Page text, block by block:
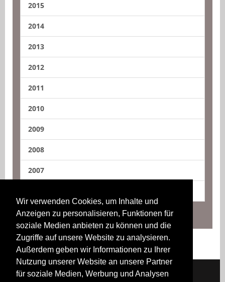
Wir verwenden Cookies, um Inhalte und
Anzeigen zu personalisieren, Funktionen für
soziale Medien anbieten zu können und die
Zugriffe auf unsere Website zu analysieren.
Außerdem geben wir Informationen zu Ihrer
Nutzung unserer Website an unsere Partner
für soziale Medien, Werbung und Analysen
2015
2014
2013
2012
2011
2010
2009
2008
2007